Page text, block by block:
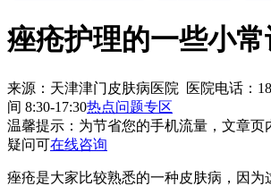
痤疮护理的一些小
来源：天津津门皮肤病医院 医院电话：
间 8:30-17:30热点问题专区
温馨提示： 为节省您的手机流量，文章页
疑问可在线咨询
痤疮是大家比较熟悉的一种皮肤病，因为